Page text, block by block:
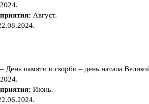
Август.
День памяти и скорби – день начала
Июнь.